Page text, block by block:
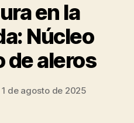
en la
Núcleo
de aleros
1 de agosto de 2025